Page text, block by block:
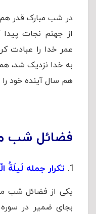
در شب مبارک قدر
از جهنم نجات
عمر خدا را عبادت
به خدا نزدیک شد،
هم سال آینده خود را
فضائل شب
تکرار جمله لَیلَةُ
یکی از فضائل شب
بجای ضمیر در